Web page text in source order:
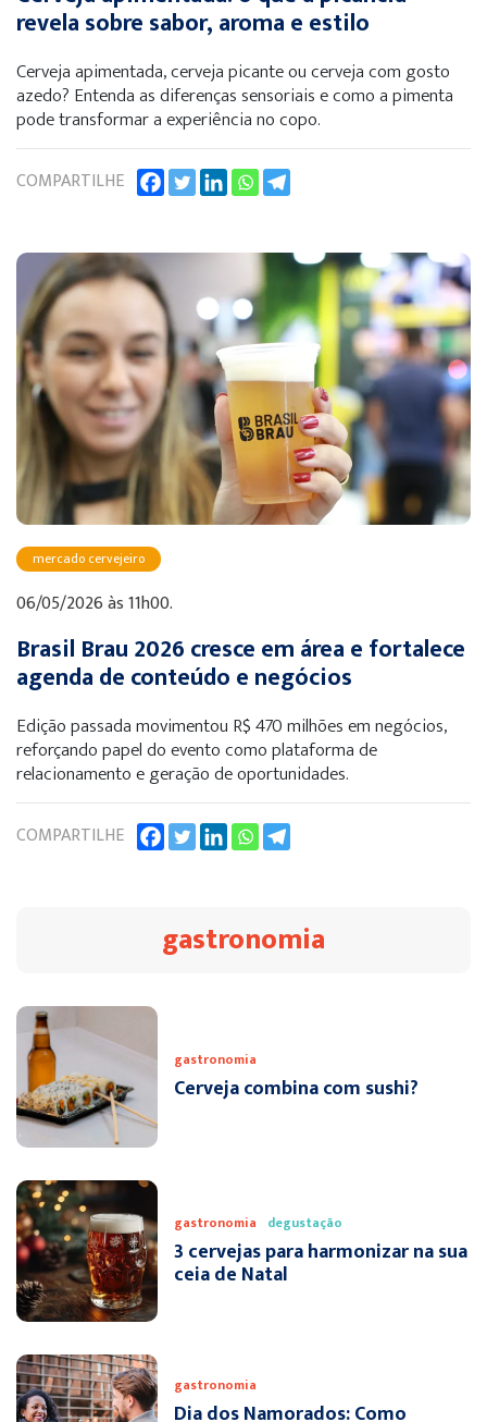
revela sobre sabor, aroma e estilo
Cerveja apimentada, cerveja picante ou cerveja com gosto
azedo? Entenda as diferenças sensoriais e como a pimenta
pode transformar a experiência no copo.
COMPARTILHE
mercado cervejeiro
06/05/2026 às 11h00.
Brasil Brau 2026 cresce em área e fortalece
agenda de conteúdo e negócios
Edição passada movimentou R$ 470 milhões em negócios,
reforçando papel do evento como plataforma de
relacionamento e geração de oportunidades.
COMPARTILHE
gastronomia
gastronomia
Cerveja combina com sushi?
gastronomia degustação
3 cervejas para harmonizar na sua
ceia de Natal
gastronomia
Dia dos Namorados: Como